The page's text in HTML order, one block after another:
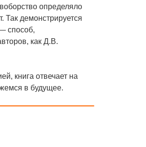
определяло
Так демонстрируется
способ,
как Д.В.
книга отвечает на
в будущее.